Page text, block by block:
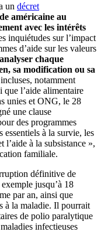
un décret
américaine au
avec les intérêts
inquiétudes sur l’impact
d’aide sur les valeurs
analyser chaque
sa modification ou sa
notamment
que l’aide alimentaire
unies et ONG, le 28
une clause
des programmes
essentiels à la survie, les
l’aide à la subsistance »,
familiale.
définitive de
jusqu’à 18
par an, ainsi que
à la maladie. Il pourrait
de polio paralytique
infectieuses